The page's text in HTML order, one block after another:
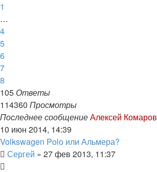
1
…
4
5
6
7
8
105 Ответы
114360 Просмотры
Последнее сообщениеАлексей Комаров
10 июн 2014, 14:39
Volkswagen Polo или Альмера?
Сергей » 27 фев 2013, 11:37